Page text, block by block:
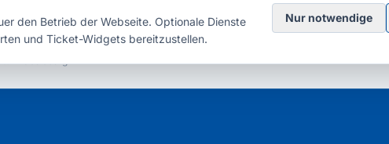
Babelsberg
den Betrieb der Webseite. Optionale Dienste
und Ticket-Widgets bereitzustellen.
Nur notwendige